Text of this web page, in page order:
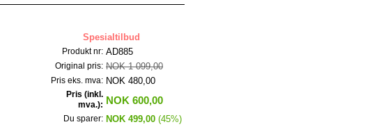
Spesialtilbud
Produkt nr: AD885
Original pris: NOK 1 099,00
Pris eks. mva: NOK 480,00
Pris (inkl.
mva.): NOK 600,00
Du sparer: NOK 499,00 (45%)